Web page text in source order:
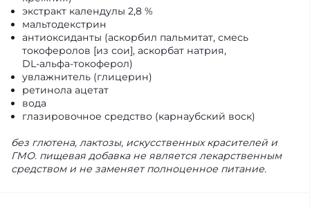
экстракт календулы 2,8 %
мальтодекстрин
антиоксиданты (аскорбил пальмитат, смесь
токоферолов [из сои], аскорбат натрия,
DL‑альфа‑токоферол)
увлажнитель (глицерин)
ретинола ацетат
вода
глазировочное средство (карнаубский воск)
без глютена, лактозы, искусственных красителей и
ГМО. пищевая добавка не является лекарственным
средством и не заменяет полноценное питание.